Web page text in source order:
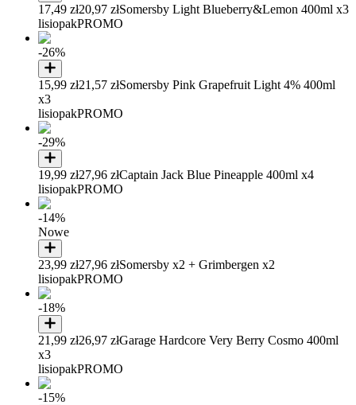
17,49 zł20,97 złSomersby Light Blueberry&Lemon 400ml x3
lisiopakPROMO
-26%
15,99 zł21,57 złSomersby Pink Grapefruit Light 4% 400ml
x3
lisiopakPROMO
-29%
19,99 zł27,96 złCaptain Jack Blue Pineapple 400ml x4
lisiopakPROMO
-14%
Nowe
23,99 zł27,96 złSomersby x2 + Grimbergen x2
lisiopakPROMO
-18%
21,99 zł26,97 złGarage Hardcore Very Berry Cosmo 400ml
x3
lisiopakPROMO
-15%